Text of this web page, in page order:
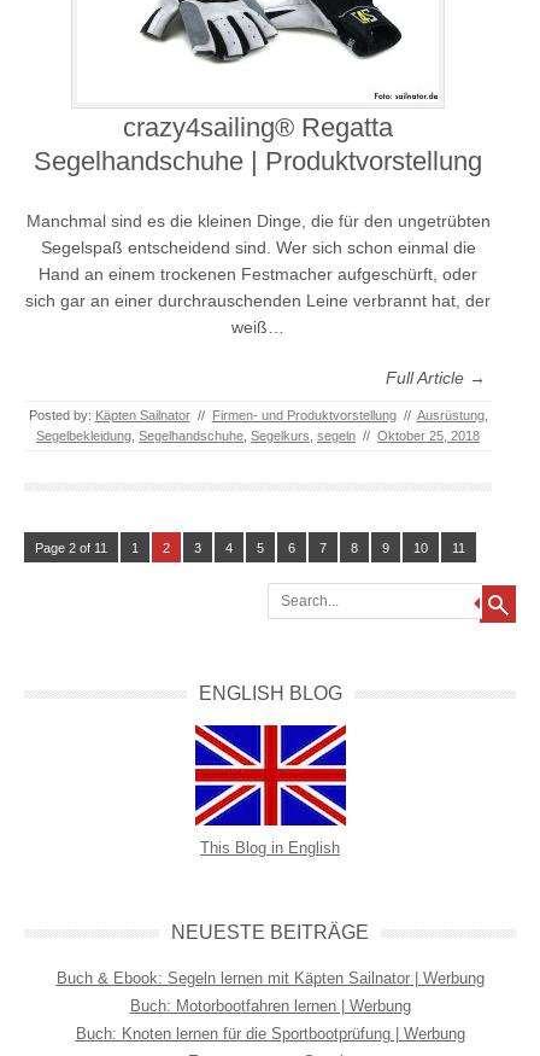
crazy4sailing® Regatta
Segelhandschuhe | Produktvorstellung
Manchmal sind es die kleinen Dinge, die für den ungetrübten
Segelspaß entscheidend sind. Wer sich schon einmal die
Hand an einem trockenen Festmacher aufgeschürft, oder
sich gar an einer durchrauschenden Leine verbrannt hat, der
weiß…
Full Article →
Posted by: Käpten Sailnator // Firmen- und Produktvorstellung // Ausrüstung,
Segelbekleidung Segelhandschuhe Segelkurs segeln // Oktober 25, 2018
Page 2 of 11 1 2 3 4 5 6 7 8 9 10 11
Search
ENGLISH BLOG
This Blog in English
NEUESTE BEITRÄGE
Buch & Ebook: Segeln lernen mit Käpten Sailnator | Werbung
Buch: Motorbootfahren lernen | Werbung
Buch: Knoten lernen für die Sportbootprüfung | Werbung